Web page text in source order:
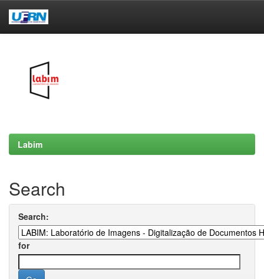
Labim
Search
Search:
for